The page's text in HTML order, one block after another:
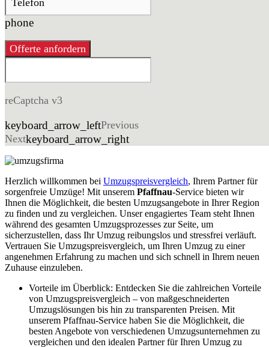
phone
Offerte anfordern
reCaptcha v3
keyboard_arrow_leftPrevious
Nextkeyboard_arrow_right
Herzlich willkommen bei Umzugspreisvergleich, Ihrem Partner für
sorgenfreie Umzüge! Mit unserem Pfaffnau-Service bieten wir
Ihnen die Möglichkeit, die besten Umzugsangebote in Ihrer Region
zu finden und zu vergleichen. Unser engagiertes Team steht Ihnen
während des gesamten Umzugsprozesses zur Seite, um
sicherzustellen, dass Ihr Umzug reibungslos und stressfrei verläuft.
Vertrauen Sie Umzugspreisvergleich, um Ihren Umzug zu einer
angenehmen Erfahrung zu machen und sich schnell in Ihrem neuen
Zuhause einzuleben.
Vorteile im Überblick: Entdecken Sie die zahlreichen Vorteile
von Umzugspreisvergleich – von maßgeschneiderten
Umzugslösungen bis hin zu transparenten Preisen. Mit
unserem Pfaffnau-Service haben Sie die Möglichkeit, die
besten Angebote von verschiedenen Umzugsunternehmen zu
vergleichen und den idealen Partner für Ihren Umzug zu